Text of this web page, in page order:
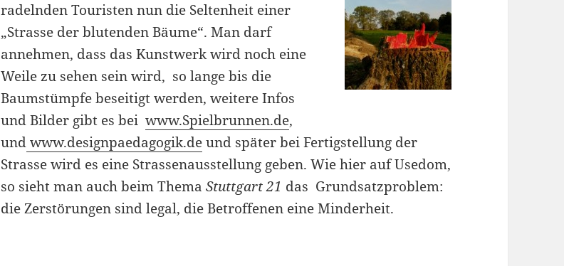
radelnden Touristen nun die Seltenheit einer
„Strasse der blutenden Bäume“. Man darf
annehmen, dass das Kunstwerk wird noch eine
Weile zu sehen sein wird, so lange bis die
Baumstümpfe beseitigt werden, weitere Infos
und Bilder gibt es beiwww.Spielbrunnen.de,
undwww.designpaedagogik.deund später bei Fertigstellung der
Strasse wird es eine Strassenausstellung geben. Wie hier auf Usedom,
so sieht man auch beim ThemaStuttgart 21 das Grundsatzproblem:
die Zerstörungen sind legal, die Betroffenen eine Minderheit.